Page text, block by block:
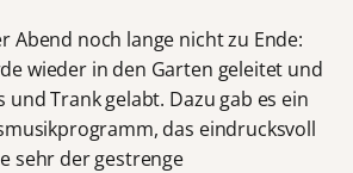
Abend noch lange nicht zu Ende:
wieder in den Garten geleitet und
und Trank gelabt. Dazu gab es ein
das eindrucksvoll
sehr der gestrenge